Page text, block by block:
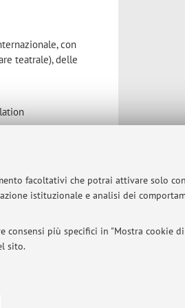
facoltativi che potrai attivare solo
istituzionale e analisi dei
consensi più specifici in "Mostra cookie
sito.
NECESSARI
con
teatrale), delle
e agenzie di